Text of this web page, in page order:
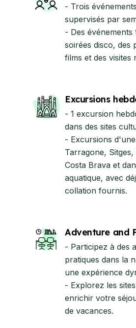
- Trois
supervisés par
- Des événements
soirées disco, des
films et des visites
Excursions
- 1 excursion
dans des sites
- Excursions
Tarragone, Sitges,
Costa Brava et
aquatique, avec
collation fournis.
Adventure and
- Participez à des
pratiques dans la
une expérience
- Explorez les
enrichir votre
de vacances.